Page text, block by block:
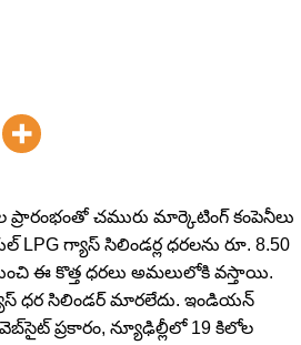
ప్రారంభంతో చమురు మార్కెటింగ్ కంపెనీలు
LPG గ్యాస్ సిలిండర్ల ధరలను రూ. 8.50
ఈ కొత్త ధ‌ర‌లు అమలులోకి వస్తాయి.
ధర సిలిండర్ మార‌లేదు. ఇండియన్
ప్రకారం, న్యూఢిల్లీలో 19 కిలోల